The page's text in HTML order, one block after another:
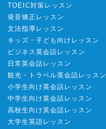
TOEIC対策レッスン
発音矯正レッスン
文法指導レッスン
キッズ・子ども向けレッスン
ビジネス英会話レッスン
日常英会話レッスン
観光・トラベル英会話レッスン
小学生向け英会話レッスン
中学生向け英会話レッスン
高校生向け英会話レッスン
大学生英語レッスン